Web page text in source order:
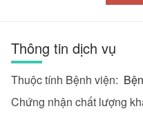
Thông tin dịch vụ
Thuộc tính Bệnh viện:
Chứng nhận chất lượng